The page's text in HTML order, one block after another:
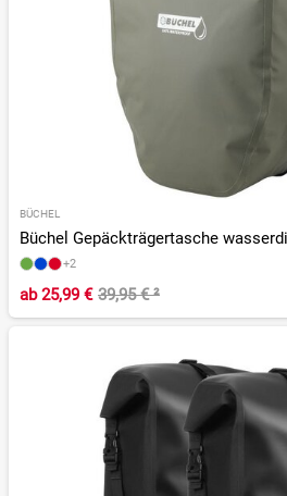
BÜCHEL
Büchel Gepäckträgertasche
+2
ab25,99 € 39,95 €²